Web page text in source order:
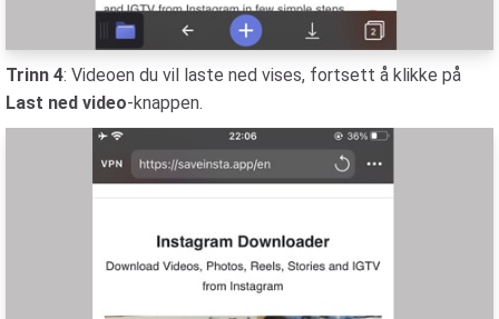
Trinn 4: Videoen du vil laste ned vises, fortsett å klikke på
Last ned video-knappen.